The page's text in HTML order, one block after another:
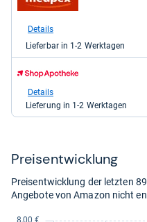
Shop:
medpex
7,79
Details
Lieferbar in 1-2 Werktagen
zum
Shop:
Shop
kaufen.
Details
Lieferung in 1-2 Werktagen
Preis­ent­wick­lung
Preisentwicklung der letzten
Angebote von Amazon nicht